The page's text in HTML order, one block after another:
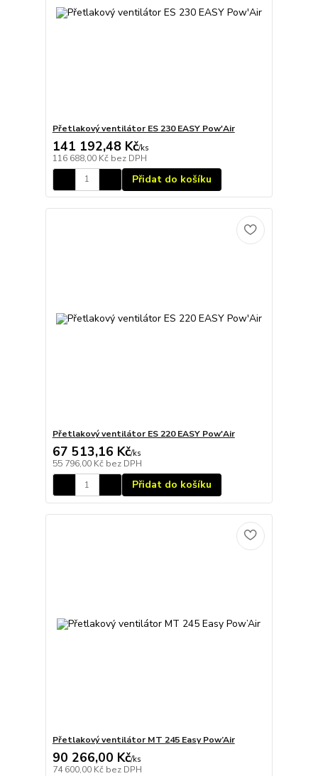
Přetlakový ventilátor ES 230 EASY Pow'Air
141 192,48 Kč/ks
116 688,00 Kč bez DPH
Přidat do košíku
Přetlakový ventilátor ES 220 EASY Pow'Air
67 513,16 Kč/ks
55 796,00 Kč bez DPH
Přidat do košíku
Přetlakový ventilátor MT 245 Easy Pow’Air
90 266,00 Kč/ks
74 600,00 Kč bez DPH